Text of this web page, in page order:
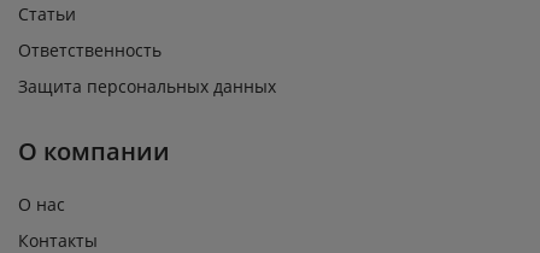
Статьи
Ответственность
Защита персональных данных
О компании
О нас
Контакты